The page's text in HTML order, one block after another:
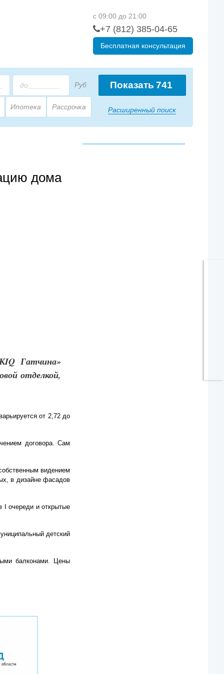
с 09:00 до 21:00
+7 (812) 385-04-65
Бесплатная консультация
Показать 741
Расширенный поиск
Руб
Ипотека Рассрочка
дома
IQ Гатчина»
отделкой,
от 2,72 до
договора. Сам
видением
в дизайне фасадов
I очереди и открытые
детский
балконами. Цены